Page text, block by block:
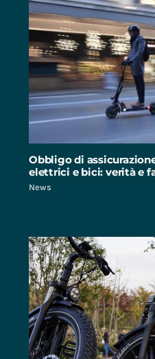
Obbligo di
elettrici e bici: verità e
News